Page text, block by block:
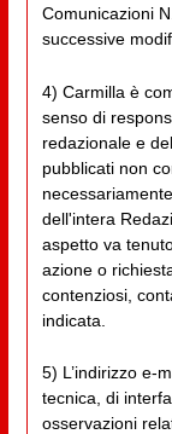
Comunicazioni
successive
4) Carmilla è
senso di
redazionale e
pubblicati non
dell'intera
aspetto va
azione o
contenziosi,
indicata.
5) L’indirizzo e-
tecnica, di
osservazioni